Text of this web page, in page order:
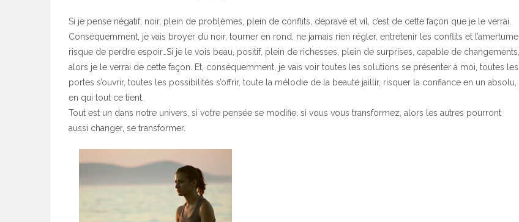
Si je pense négatif, noir, plein de problèmes, plein de conflits, dépravé et vil, c’est de cette façon que je le verrai.
Conséquemment, je vais broyer du noir, tourner en rond, ne jamais rien régler, entretenir les conflits et l’amertume,
risque de perdre espoir…Si je le vois beau, positif, plein de richesses, plein de surprises, capable de changements,
alors je le verrai de cette façon. Et, conséquemment, je vais voir toutes les solutions se présenter à moi, toutes les
portes s’ouvrir, toutes les possibilités s’offrir, toute la mélodie de la beauté jaillir, risquer la confiance en un absolu,
en qui tout ce tient.
Tout est un dans notre univers, si votre pensée se modifie, si vous vous transformez, alors les autres pourront
aussi changer, se transformer.